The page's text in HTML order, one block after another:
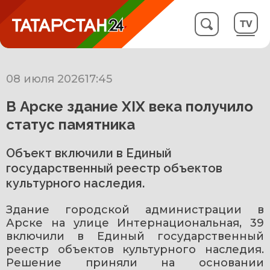
08 июля 202617:45
В Арске здание XIX века получило
статус памятника
Объект включили в Единый
государственный реестр объектов
культурного наследия.
Здание городской администрации в
Арске на улице Интернациональная, 39
включили в Единый государственный
реестр объектов культурного наследия.
Решение приняли на основании